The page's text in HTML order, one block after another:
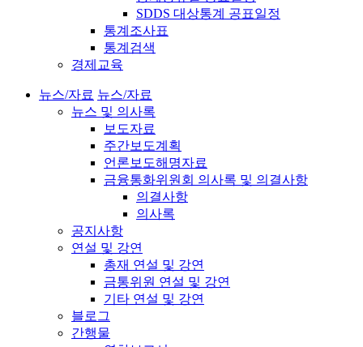
SDDS 대상통계 공표일정
통계조사표
통계검색
경제교육
뉴스/자료 뉴스/자료
뉴스 및 의사록
보도자료
주간보도계획
언론보도해명자료
금융통화위원회 의사록 및 의결사항
의결사항
의사록
공지사항
연설 및 강연
총재 연설 및 강연
금통위원 연설 및 강연
기타 연설 및 강연
블로그
간행물